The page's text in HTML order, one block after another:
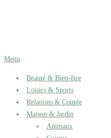
Menu
Beauté & Bien-être
Loisirs & Sports
Relations & Couple
Maison & Jardin
Animaux